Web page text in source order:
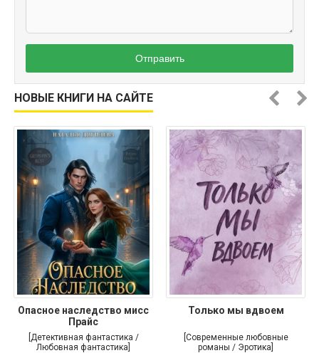
Отправить
НОВЫЕ КНИГИ НА САЙТЕ
Опасное наследство мисс
Прайс
[Детективная фантастика /
Любовная фантастика]
Только мы вдвоем
[Современные любовные
романы / Эротика]